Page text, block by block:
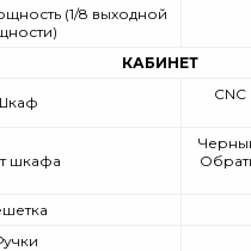
(1/8 выходной
КАБИНЕТ
шкафа